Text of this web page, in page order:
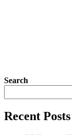
Search
Recent Posts